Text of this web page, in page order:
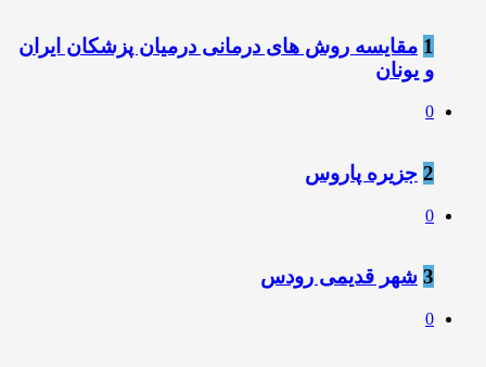
1 مقایسه روش های درمانی درمیان پزشکان ایران
و یونان
0
2 جزیره پاروس
0
3 شهر قدیمی رودس
0